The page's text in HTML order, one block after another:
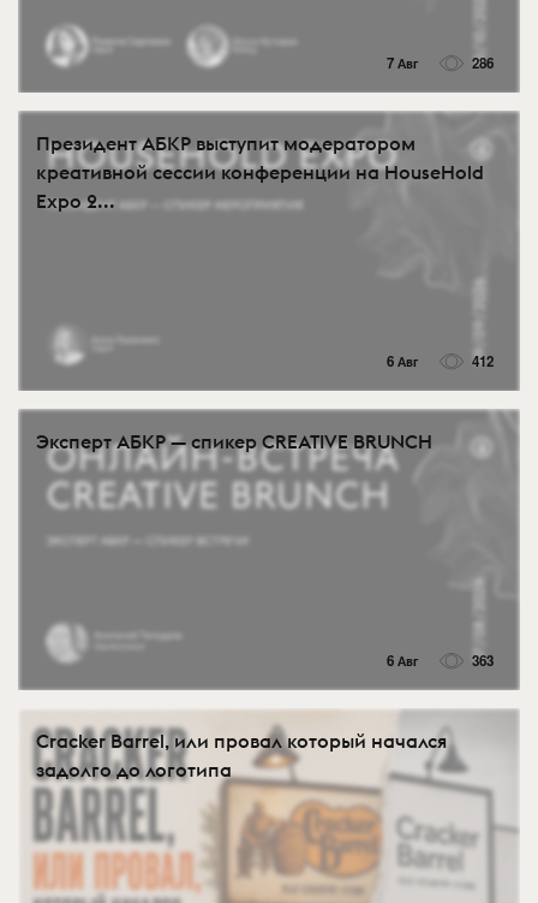
7 Авг 286
Президент АБКР выступит модератором
креативной сессии конференции на HouseHold
Expo 2...
6 Авг 412
Эксперт АБКР — спикер CREATIVE BRUNCH
6 Авг 363
Cracker Barrel, или провал который начался
задолго до логотипа